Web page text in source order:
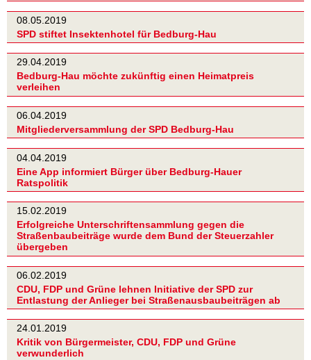
08.05.2019
SPD stiftet Insektenhotel für Bedburg-Hau
29.04.2019
Bedburg-Hau möchte zukünftig einen Heimatpreis
verleihen
06.04.2019
Mitgliederversammlung der SPD Bedburg-Hau
04.04.2019
Eine App informiert Bürger über Bedburg-Hauer
Ratspolitik
15.02.2019
Erfolgreiche Unterschriftensammlung gegen die
Straßenbaubeiträge wurde dem Bund der Steuerzahler
übergeben
06.02.2019
CDU, FDP und Grüne lehnen Initiative der SPD zur
Entlastung der Anlieger bei Straßenausbaubeiträgen ab
24.01.2019
Kritik von Bürgermeister, CDU, FDP und Grüne
verwunderlich